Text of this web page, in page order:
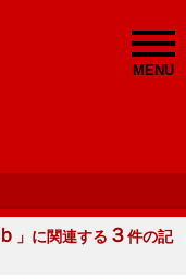
MENU
」に関連する ３件の記